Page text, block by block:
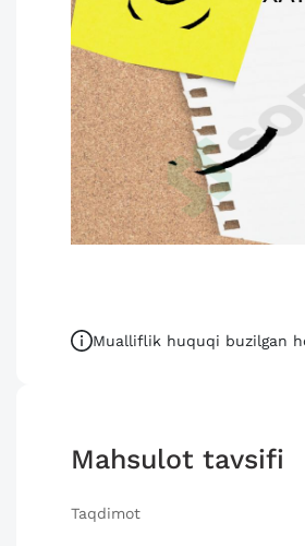
Mualliflik huquqi buzilgan
Mahsulot tavsifi
Taqdimot